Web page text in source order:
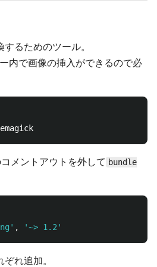
するためのツール。
内で画像の挿入ができるので必
メントアウトを外して bundle
, '~> 1.2'
れ追加。